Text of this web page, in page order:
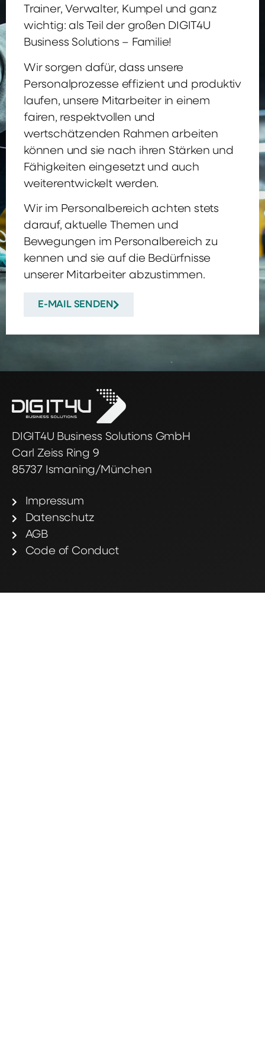
Trainer, Verwalter, Kumpel und ganz
wichtig: als Teil der großen DIGIT4U
Business Solutions – Familie!
Wir sorgen dafür, dass unsere
Personalprozesse effizient und produktiv
laufen, unsere Mitarbeiter in einem
fairen, respektvollen und
wertschätzenden Rahmen arbeiten
können und sie nach ihren Stärken und
Fähigkeiten eingesetzt und auch
weiterentwickelt werden.
Wir im Personalbereich achten stets
darauf, aktuelle Themen und
Bewegungen im Personalbereich zu
kennen und sie auf die Bedürfnisse
unserer Mitarbeiter abzustimmen.
E-MAIL SENDEN
DIGIT4U Business Solutions GmbH
Carl Zeiss Ring 9
85737 Ismaning/München
Impressum
Datenschutz
AGB
Code of Conduct